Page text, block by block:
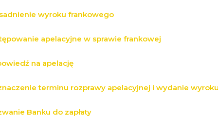
wyroku frankowego
apelacyjne w sprawie frankowej
na apelację
terminu rozprawy apelacyjnej i wydanie
Banku do zapłaty